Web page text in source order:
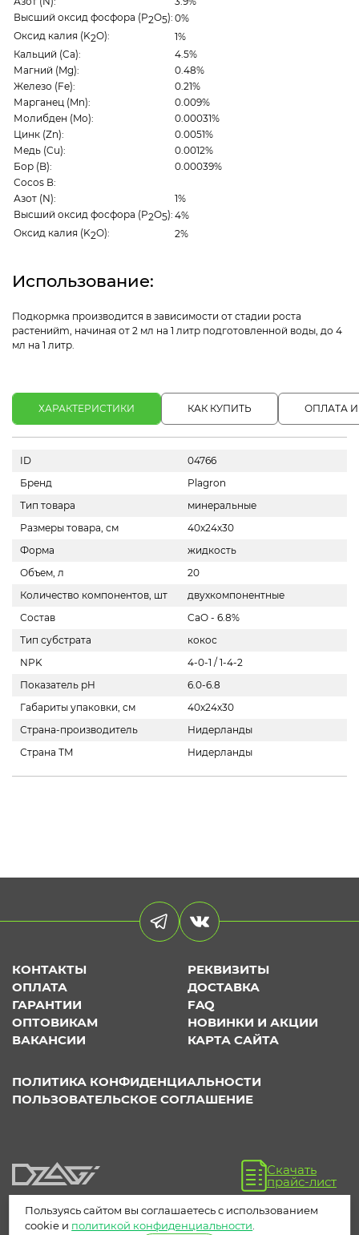
Высший оксид фосфора (P2O5): 0%
Оксид калия (K2O):
1%
Кальций (Ca):
4.5%
Магний (Mg):
0.48%
Железо (Fe):
0.21%
Марганец (Mn):
0.009%
Молибден (Mo):
0.00031%
Цинк (Zn):
0.0051%
Медь (Cu):
0.0012%
Бор (B):
0.00039%
Сocos В:
Азот (N):
1%
Высший оксид фосфора (P2O5): 4%
Оксид калия (K2O): 2%
Использование:
Подкормка производится в зависимости от стадии роста
растенийm, начиная от 2 мл на 1 литр подготовленной воды, до 4
мл на 1 литр.
ХАРАКТЕРИСТИКИ КАК КУПИТЬ ОПЛАТА
ID
04766
Бренд
Plagron
Тип товара
минеральные
Размеры товара, см
40х24х30
Форма
жидкость
Объем, л
20
Количество компонентов, шт
двухкомпонентные
Состав
CaO - 6.8%
Тип субстрата
кокос
NPK
4-0-1 / 1-4-2
Показатель pH
6.0-6.8
Габариты упаковки, см
40х24х30
Страна-производитель
Нидерланды
Страна ТМ
Нидерланды
КОНТАКТЫ
РЕКВИЗИТЫ
ОПЛАТА
ДОСТАВКА
ГАРАНТИИ
FAQ
ОПТОВИКАМ
НОВИНКИ И АКЦИИ
ВАКАНСИИ
КАРТА САЙТА
ПОЛИТИКА КОНФИДЕНЦИАЛЬНОСТИ
ПОЛЬЗОВАТЕЛЬСКОЕ СОГЛАШЕНИЕ
Скачать
прайс-лист
Пользуясь сайтом вы соглашаетесь с использованием
cookie и политикой конфиденциальности